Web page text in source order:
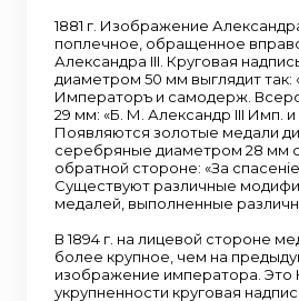
1881 г. Изображение
поплечное, обращенное
Александра III. Круговая
диаметром 50 мм выглядит так:
Императоръ и самодерж.
29 мм: «Б. М. Александр III Имп.
Появляются золотые медали
серебряные диаметром 28 мм
обратной стороне: «За
Существуют различные
медалей, выполненные
В 1894 г. на лицевой стороне
более крупное, чем на
изображение императора. Это
укрупненности круговая